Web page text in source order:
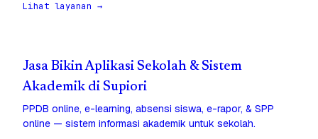
Lihat layanan →
Jasa Bikin Aplikasi Sekolah & Sistem
Akademik di Supiori
PPDB online, e-learning, absensi siswa, e-rapor, & SPP
online — sistem informasi akademik untuk sekolah.